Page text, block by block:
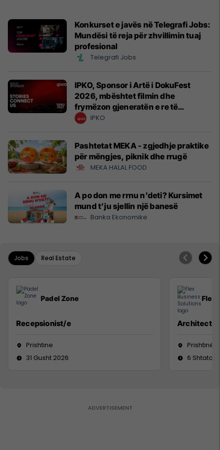
Konkurset e javës në Telegrafi Jobs:
Mundësi të reja për zhvillimin tuaj
profesional
Telegrafi Jobs
IPKO, Sponsor i Artë i DokuFest
2026, mbështet filmin dhe
frymëzon gjeneratën e re të
krijuesve
IPKO
Pashtetat MEKA - zgjedhje praktike
për mëngjes, piknik dhe rrugë
MEKA HALAL FOOD
A po don me rrnu n’deti? Kursimet
mund t’ju sjellin një banesë
Banka Ekonomike
Jobs Real Estate
Padel Zone
Recepsionist/e
Prishtine
31 Gusht 2026
Flex
Architect
Prishtinë
6 Shtator